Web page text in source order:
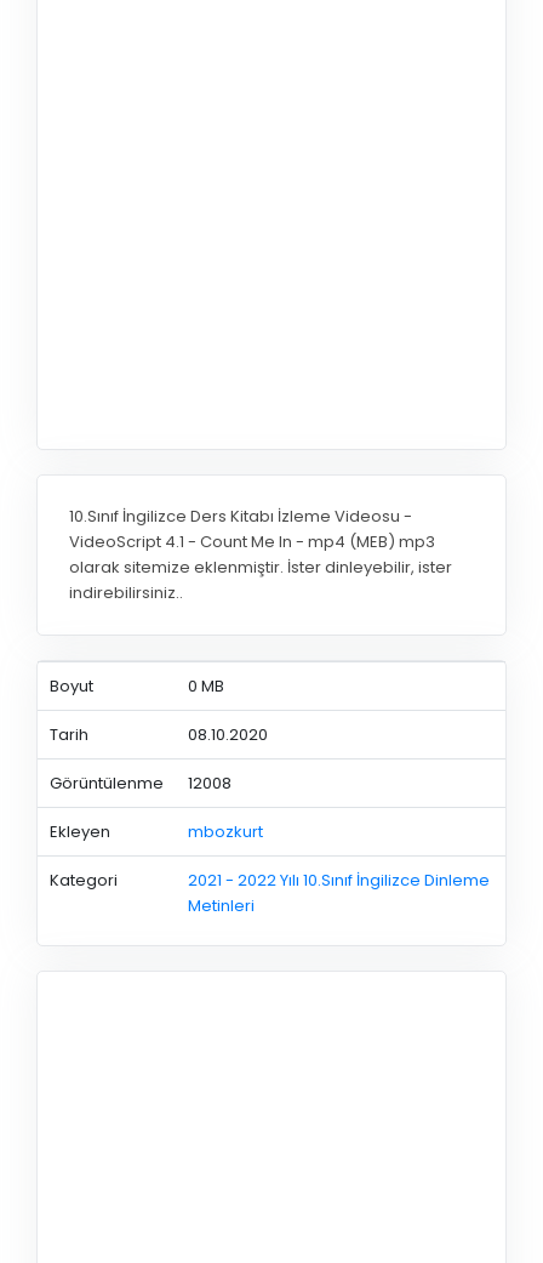
10.Sınıf İngilizce Ders Kitabı İzleme Videosu -
VideoScript 4.1 - Count Me In - mp4 (MEB) mp3
olarak sitemize eklenmiştir. İster dinleyebilir, ister
indirebilirsiniz..
Boyut 0 MB
Tarih 08.10.2020
Görüntülenme 12008
Ekleyen mbozkurt
Kategori
2021 - 2022 Yılı 10.Sınıf İngilizce Dinleme
Metinleri